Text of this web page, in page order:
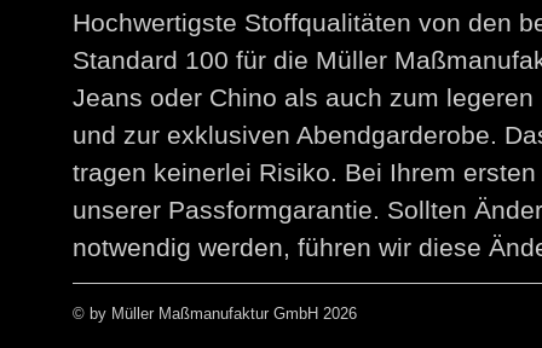
Hochwertigste Stoffqualitäten von den
Standard 100 für die Müller
Jeans oder Chino als auch zum
und zur exklusiven Abendgarderobe.
tragen keinerlei Risiko. Bei Ihrem
unserer Passformgarantie. Sollten
notwendig werden, führen wir diese
© by Müller Maßmanufaktur GmbH 2026